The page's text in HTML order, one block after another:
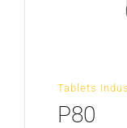
Tablets
P80